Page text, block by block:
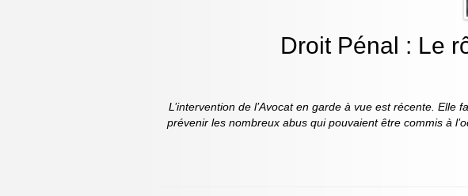
Droit Pénal : Le
L’intervention de l’Avocat en garde à vue est récente.
prévenir les nombreux abus qui pouvaient être commis à